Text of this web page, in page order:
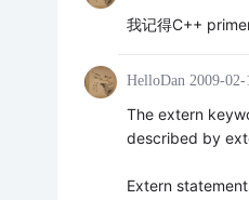
我记得C++
HelloDan 2009-02-
The extern
described by
Extern